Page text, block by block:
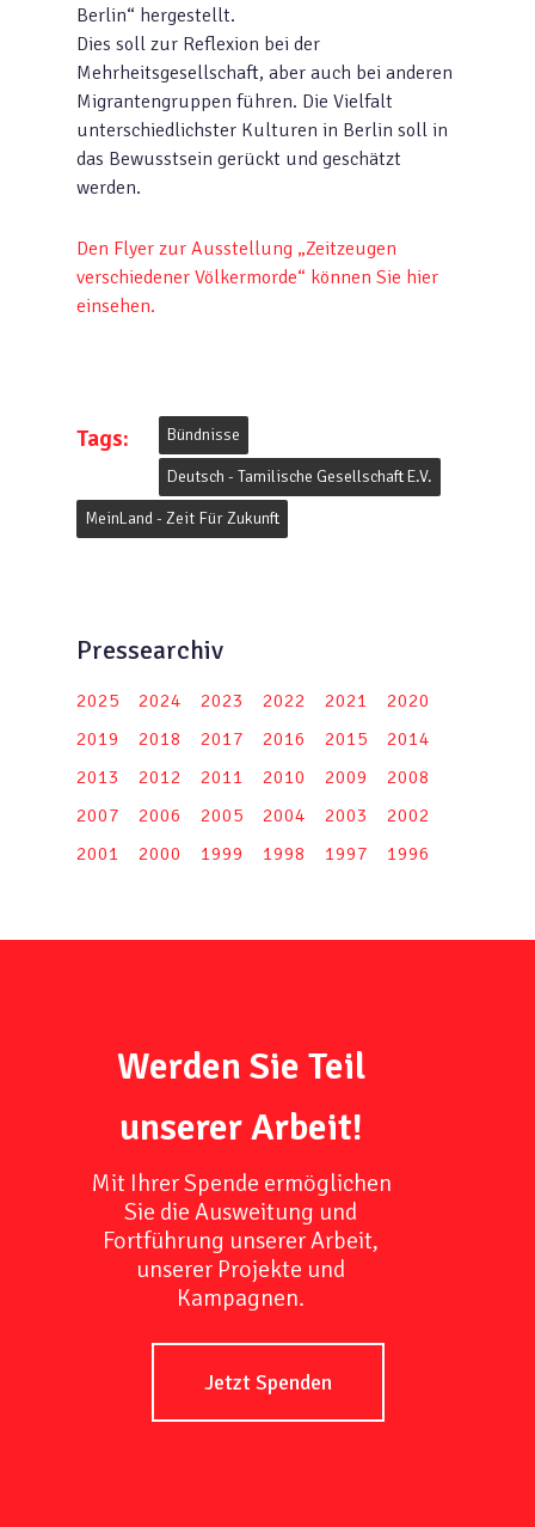
Berlin“ hergestellt.
Dies soll zur Reflexion bei der
Mehrheitsgesellschaft, aber auch bei anderen
Migrantengruppen führen. Die Vielfalt
unterschiedlichster Kulturen in Berlin soll in
das Bewusstsein gerückt und geschätzt
werden.
Den Flyer zur Ausstellung „Zeitzeugen
verschiedener Völkermorde“ können Sie hier
einsehen.
Tags: Bündnisse
Deutsch - Tamilische Gesellschaft E.V.
MeinLand - Zeit Für Zukunft
Pressearchiv
2025 2024 2023 2022 2021
2020
2019
2018 2017 2016 2015
2014
2013
2012 2011 2010 2009
2008
2007
2006 2005 2004 2003
2002
2001
2000 1999 1998 1997 1996
Werden Sie Teil
unserer Arbeit!
Mit Ihrer Spende ermöglichen
Sie die Ausweitung und
Fortführung unserer Arbeit,
unserer Projekte und
Kampagnen.
Jetzt Spenden